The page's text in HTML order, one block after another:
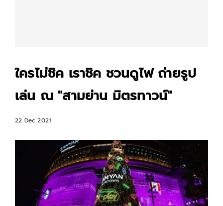
ใครไม่ชิค เราชิค ชวนดูไฟ ถ่ายรูป
เล่น ณ "สามย่าน มิตรทาวน์"
22 Dec 2021